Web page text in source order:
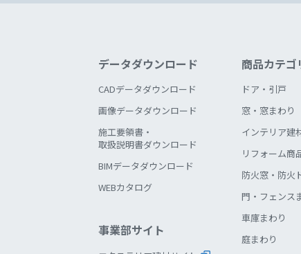
データダウンロード
CADデータダウンロード
画像データダウンロード
施工要領書・
取扱説明書ダウンロード
BIMデータダウンロード
WEBカタログ
事業部サイト
商品カテゴ
ドア・引戸
窓・窓まわり
インテリア建
リフォーム商
防火窓・防火
門・フェンス
車庫まわり
庭まわり